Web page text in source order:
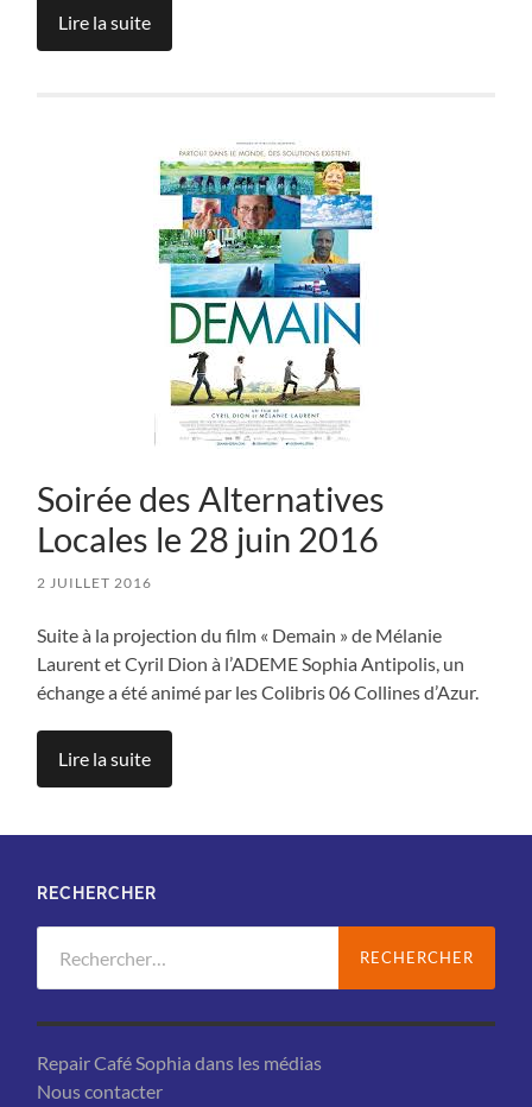
Lire la suite
Soirée des Alternatives
Locales le 28 juin 2016
2 JUILLET 2016
Suite à la projection du film « Demain » de Mélanie
Laurent et Cyril Dion à l’ADEME Sophia Antipolis, un
échange a été animé par les Colibris 06 Collines d’Azur.
Lire la suite
RECHERCHER
Repair Café Sophia dans les médias
Nous contacter